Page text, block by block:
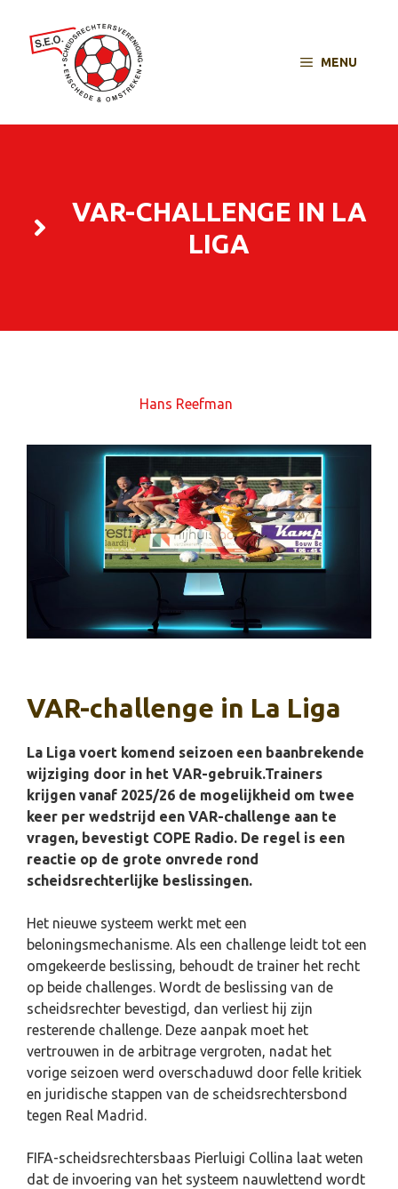
MENU
VAR-CHALLENGE IN LA
LIGA
Hans Reefman
VAR-challenge in La Liga
La Liga voert komend seizoen een baanbrekende
wijziging door in het VAR-gebruik.Trainers
krijgen vanaf 2025/26 de mogelijkheid om twee
keer per wedstrijd een VAR-challenge aan te
vragen, bevestigt COPE Radio. De regel is een
reactie op de grote onvrede rond
scheidsrechterlijke beslissingen.
Het nieuwe systeem werkt met een
beloningsmechanisme. Als een challenge leidt tot een
omgekeerde beslissing, behoudt de trainer het recht
op beide challenges. Wordt de beslissing van de
scheidsrechter bevestigd, dan verliest hij zijn
resterende challenge. Deze aanpak moet het
vertrouwen in de arbitrage vergroten, nadat het
vorige seizoen werd overschaduwd door felle kritiek
en juridische stappen van de scheidsrechtersbond
tegen Real Madrid.
FIFA-scheidsrechtersbaas Pierluigi Collina laat weten
dat de invoering van het systeem nauwlettend wordt